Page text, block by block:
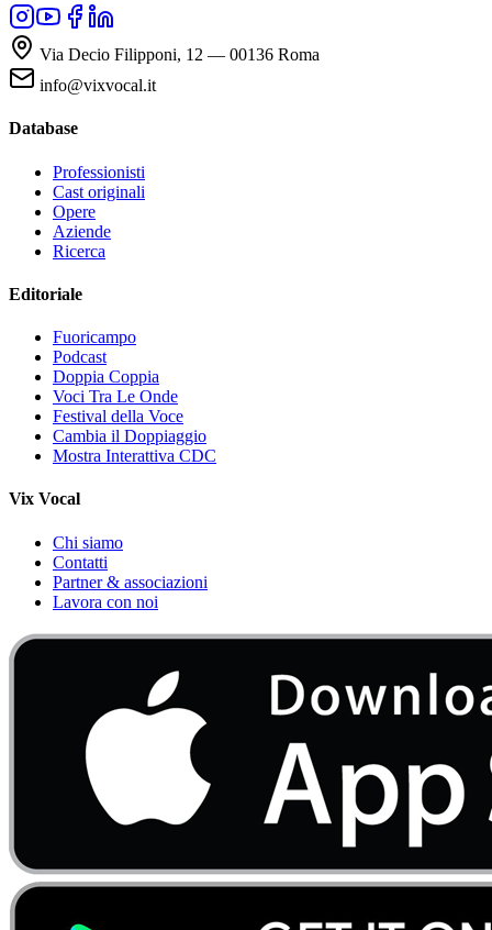
Via Decio Filipponi, 12 — 00136 Roma
info@vixvocal.it
Database
Professionisti
Cast originali
Opere
Aziende
Ricerca
Editoriale
Fuoricampo
Podcast
Doppia Coppia
Voci Tra Le Onde
Festival della Voce
Cambia il Doppiaggio
Mostra Interattiva CDC
Vix Vocal
Chi siamo
Contatti
Partner & associazioni
Lavora con noi